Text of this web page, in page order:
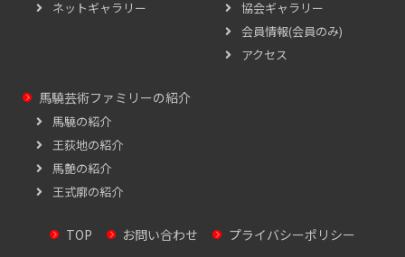
ネットギャラリー
協会ギャラリー
会員情報(会員のみ)
アクセス
馬驍芸術ファミリーの紹介
馬驍の紹介
王荻地の紹介
馬艶の紹介
王式廓の紹介
TOP お問い合わせ プライバシーポリシー